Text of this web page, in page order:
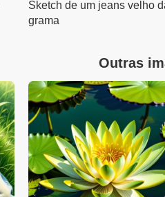
Sketch de um jeans velho
grama
Outras